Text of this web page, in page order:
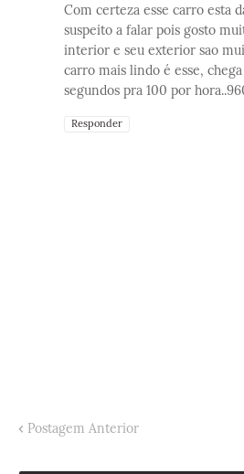
Com certeza esse carro esta
suspeito a falar pois gosto
interior e seu exterior sao
carro mais lindo é esse,
segundos pra 100 por
Responder
Postagem Anterior